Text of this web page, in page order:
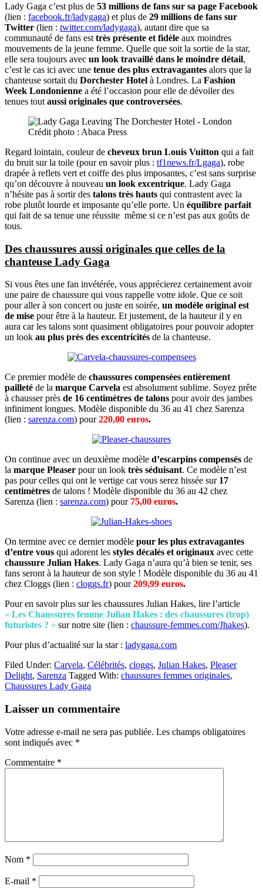
Lady Gaga c’est plus de 53 millions de fans sur sa page Facebook
(lien : facebook.fr/ladygaga) et plus de 29 millions de fans sur
Twitter (lien : twitter.com/ladygaga), autant dire que sa
communauté de fans est très présente et fidèle aux moindres
mouvements de la jeune femme. Quelle que soit la sortie de la star,
elle sera toujours avec un look travaillé dans le moindre détail,
c’est le cas ici avec une tenue des plus extravagantes alors que la
chanteuse sortait du Dorchester Hotel à Londres. La Fashion
Week Londonienne a été l’occasion pour elle de dévoiler des
tenues tout aussi originales que controversées.
Crédit photo : Abaca Press
Regard lointain, couleur de cheveux brun Louis Vuitton qui a fait
du bruit sur la toile (pour en savoir plus : tf1news.fr/Lgaga), robe
drapée à reflets vert et coiffe des plus imposantes, c’est sans surprise
qu’on découvre à nouveau un look excentrique. Lady Gaga
n’hésite pas à sortir des talons très hauts qui contrastent avec la
robe plutôt lourde et imposante qu’elle porte. Un équilibre parfait
qui fait de sa tenue une réussite même si ce n’est pas aux goûts de
tous.
Des chaussures aussi originales que celles de la
chanteuse Lady Gaga
Si vous êtes une fan invétérée, vous apprécierez certainement avoir
une paire de chaussure qui vous rappelle votre idole. Que ce soit
pour aller à son concert ou juste en soirée, un modèle original est
de mise pour être à la hauteur. Et justement, de la hauteur il y en
aura car les talons sont quasiment obligatoires pour pouvoir adopter
un look au plus près des excentricités de la chanteuse.
Ce premier modèle de chaussures compensées entièrement
pailleté de la marque Carvela est absolument sublime. Soyez prête
à chausser près de 16 centimètres de talons pour avoir des jambes
infiniment longues. Modèle disponible du 36 au 41 chez Sarenza
(lien : sarenza.com) pour220,00 euros.
On continue avec un deuxième modèle d’escarpins compensés de
la marque Pleaser pour un look très séduisant. Ce modèle n’est
pas pour celles qui ont le vertige car vous serez hissée sur 17
centimètres de talons ! Modèle disponible du 36 au 42 chez
Sarenza (lien : sarenza.com) pour 75,00 euros.
On termine avec ce dernier modèle pour les plus extravagantes
d’entre vous qui adorent les styles décalés et originaux avec cette
chaussure Julian Hakes. Lady Gaga n’aura qu’à bien se tenir, ses
fans seront à la hauteur de son style ! Modèle disponible du 36 au 41
chez Cloggs (lien : cloggs.fr) pour209,99 euros.
Pour en savoir plus sur les chaussures Julian Hakes, lire l’article
« Les Chaussures femme Julian Hakes : des chaussures (trop)
futuristes ? » sur notre site (lien : chaussure-femmes.com/Jhakes).
Pour plus d’actualité sur la star : ladygaga.com
Filed Under: Carvela, Célébrités, cloggs, Julian Hakes, Pleaser
Delight, Sarenza Tagged With: chaussures femmes originales,
Chaussures Lady Gaga
Reader
Laisser un commentaire
Votre adresse e-mail ne sera pas publiée. Les champs obligatoires
sont indiqués avec *
Commentaire *
Nom *
E-mail *